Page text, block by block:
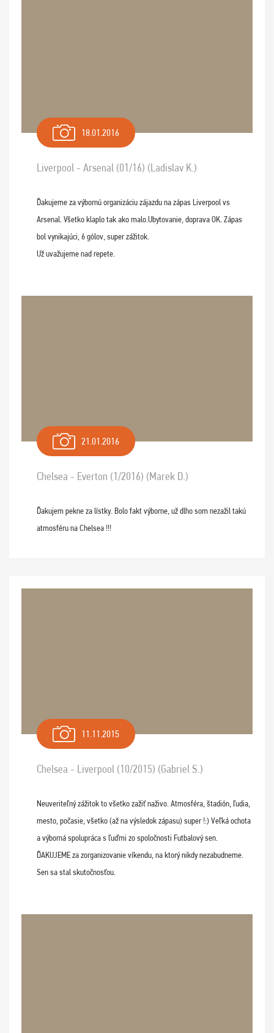
18.01.2016
Liverpool - Arsenal (01/16) (Ladislav K.)
Ďakujeme za výbornú organizáciu zájazdu na zápas Liverpool vs
Arsenal. Všetko klaplo tak ako malo.Ubytovanie, doprava OK. Zápas
bol vynikajúci, 6 gólov, super zážitok.
Už uvažujeme nad repete.
21.01.2016
Chelsea - Everton (1/2016) (Marek D.)
Ďakujem pekne za lístky. Bolo fakt výborne, už dlho som nezažil takú
atmosféru na Chelsea !!!
11.11.2015
Chelsea - Liverpool (10/2015) (Gabriel S.)
Neuveriteľný zážitok to všetko zažiť naživo. Atmosféra, štadión, ľudia,
mesto, počasie, všetko (až na výsledok zápasu) super !:) Veľká ochota
a výborná spolupráca s ľuďmi zo spoločnosti Futbalový sen.
ĎAKUJEME za zorganizovanie víkendu, na ktorý nikdy nezabudneme.
Sen sa stal skutočnosťou.